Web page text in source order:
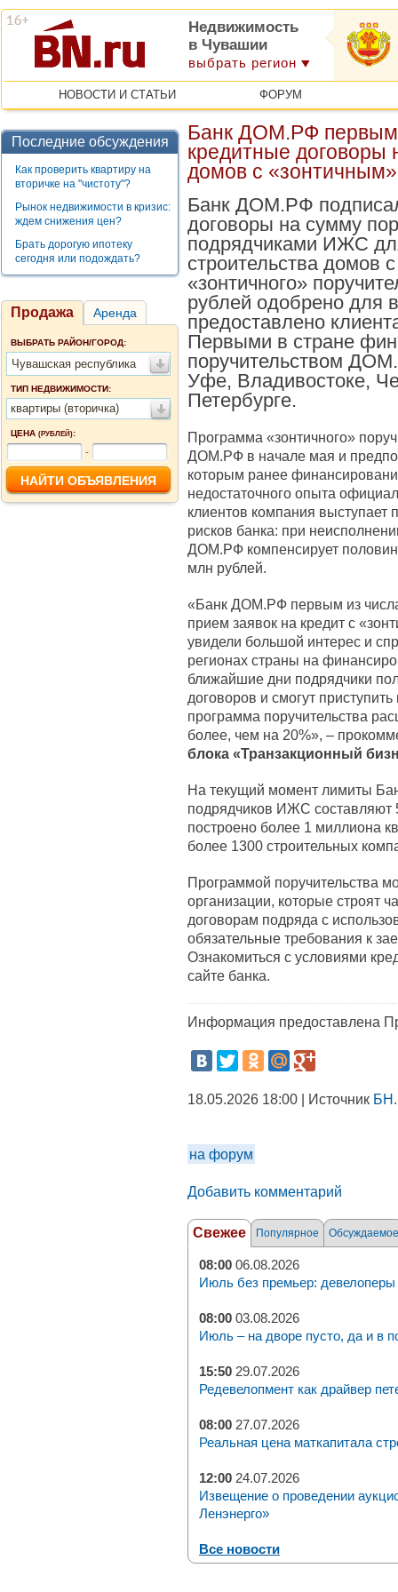
Недвижимость
в Чувашии
выбрать регион
НОВОСТИ И СТАТЬИ ФОРУМ
Последние обсуждения
Как проверить квартиру на
вторичке на "чистоту"?
Рынок недвижимости в кризис:
ждем снижения цен?
Брать дорогую ипотеку
сегодня или подождать?
Продажа Аренда
ВЫБРАТЬ РАЙОН/ГОРОД:
Чувашская республика
ТИП НЕДВИЖИМОСТИ:
квартиры (вторичка)
ЦЕНА (РУБЛЕЙ):
-
Банк ДОМ.РФ первым
кредитные договоры
домов с
Банк ДОМ.РФ
договоры на сумму
подрядчиками ИЖС
строительства домов
«зонтичного»
рублей одобрено для
предоставлено
Первыми в стране
поручительством
Уфе, Владивостоке,
Петербурге.
Программа «зонтичного»
ДОМ.РФ в начале мая и
которым ранее
недостаточного опыта
клиентов компания выступает
рисков банка: при
ДОМ.РФ компенсирует
млн рублей.
«Банк ДОМ.РФ первым из
прием заявок на кредит с
увидели большой интерес и
регионах страны на
ближайшие дни подрядчики
договоров и смогут
программа поручительства
более, чем на 20%», –
блока «Транзакционный
На текущий момент лимиты
подрядчиков ИЖС составляют
построено более 1 миллиона
более 1300 строительных
Программой поручительства
организации, которые строят
договорам подряда с
обязательные требования к
Ознакомиться с условиями
сайте банка.
Информация предоставлена
18.05.2026 18:00 | Источник
на форум
Добавить комментарий
Свежее Популярное Обсуждаемое
08:00 06.08.2026
Июль без премьер: девелоперы
08:00 03.08.2026
Июль – на дворе пусто, да и в
15:50 29.07.2026
Редевелопмент как драйвер
08:00 27.07.2026
Реальная цена маткапитала
12:00 24.07.2026
Извещение о проведении
Ленэнерго»
Все новости